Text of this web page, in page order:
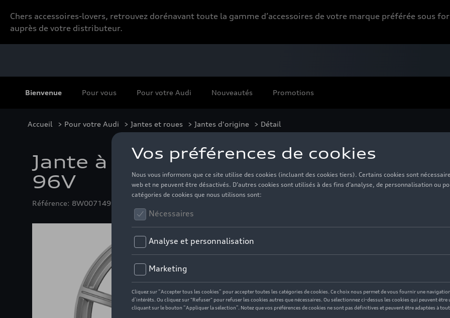
Chers accessoires-lovers, retrouvez dorénavant toute la gamme d’accessoires de votre marque préférée sous
auprès de votre distributeur.
Bienvenue Pour vous Pour votre Audi Nouveautés Promotions
Accueil > Pour votre Audi > Jantes et roues > Jantes d'origine > Détail
Jante à 10 branches en argent, 8.0 J
96V
Référence: 8W0071499E LD8
Ce produit n'est actuellement
Vérifiez la